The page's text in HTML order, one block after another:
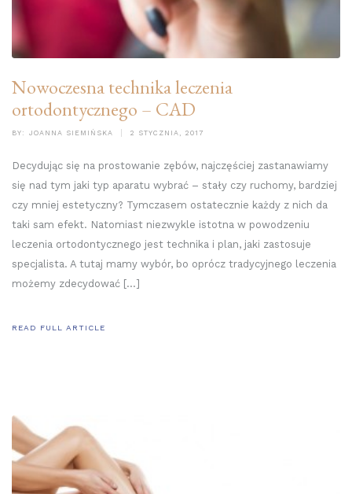
Nowoczesna technika leczenia
ortodontycznego – CAD
BY: JOANNA SIEMIŃSKA 2 STYCZNIA, 2017
Decydując się na prostowanie zębów, najczęściej zastanawiamy
się nad tym jaki typ aparatu wybrać – stały czy ruchomy, bardziej
czy mniej estetyczny? Tymczasem ostatecznie każdy z nich da
taki sam efekt. Natomiast niezwykle istotna w powodzeniu
leczenia ortodontycznego jest technika i plan, jaki zastosuje
specjalista. A tutaj mamy wybór, bo oprócz tradycyjnego leczenia
możemy zdecydować […]
READ FULL ARTICLE